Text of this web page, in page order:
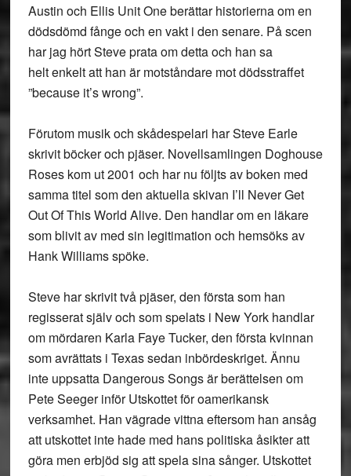
Austin och Ellis Unit One berättar historierna om en
dödsdömd fånge och en vakt i den senare. På scen
har jag hört Steve prata om detta och han sa
helt enkelt att han är motståndare mot dödsstraffet
”because it’s wrong”.
Förutom musik och skådespelari har Steve Earle
skrivit böcker och pjäser. Novellsamlingen Doghouse
Roses kom ut 2001 och har nu följts av boken med
samma titel som den aktuella skivan I’ll Never Get
Out Of This World Alive. Den handlar om en läkare
som blivit av med sin legitimation och hemsöks av
Hank Williams spöke.
Steve har skrivit två pjäser, den första som han
regisserat själv och som spelats i New York handlar
om mördaren Karla Faye Tucker, den första kvinnan
som avrättats i Texas sedan inbördeskriget. Ännu
inte uppsatta Dangerous Songs är berättelsen om
Pete Seeger inför Utskottet för oamerikansk
verksamhet. Han vägrade vittna eftersom han ansåg
att utskottet inte hade med hans politiska åsikter att
göra men erbjöd sig att spela sina sånger. Utskottet